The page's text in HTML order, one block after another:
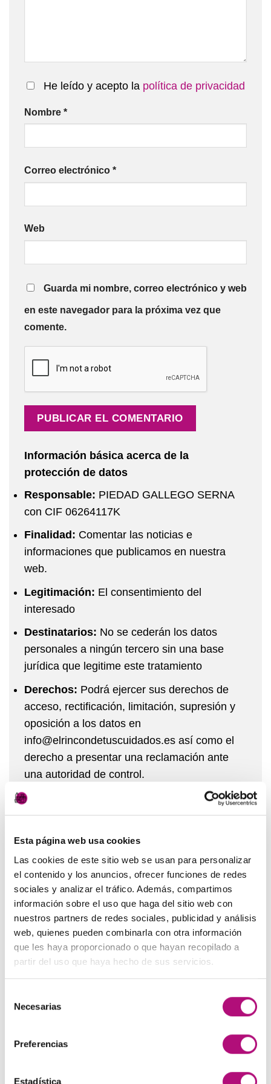
Esta página web usa cookies
Las cookies de este sitio web se usan para personalizar
el contenido y los anuncios, ofrecer funciones de redes
sociales y analizar el tráfico. Además, compartimos
información sobre el uso que haga del sitio web con
nuestros partners de redes sociales, publicidad y análisis
web, quienes pueden combinarla con otra información
que les haya proporcionado o que hayan recopilado a
partir del uso que haya hecho de sus servicios.
Necesarias
Preferencias
Estadística
He leído y acepto la política de privacidad
Nombre *
Correo electrónico *
Web
Guarda mi nombre, correo electrónico y web
en este navegador para la próxima vez que
comente.
Información básica acerca de la
protección de datos
Responsable: PIEDAD GALLEGO SERNA
con CIF 06264117K
Finalidad: Comentar las noticias e
informaciones que publicamos en nuestra
web.
Legitimación: El consentimiento del
interesado
Destinatarios: No se cederán los datos
personales a ningún tercero sin una base
jurídica que legitime este tratamiento
Derechos: Podrá ejercer sus derechos de
acceso, rectificación, limitación, supresión y
oposición a los datos en
info@elrincondetuscuidados.es así como el
derecho a presentar una reclamación ante
una autoridad de control.
Más información:
información acerca de la protección de datos
ÚLTIMAS PUBLICACIONES
12
Ene
Cutis Pura. Cabellos y Pieles sensibles.
No
hay
comentarios
en
Cutis
Pieles
sensibles.
19 Apoya al pequeño comercio.
hay
Apoya
al
Dic
No
Navidad
en
Oct
No
SALÓN
Sep
No